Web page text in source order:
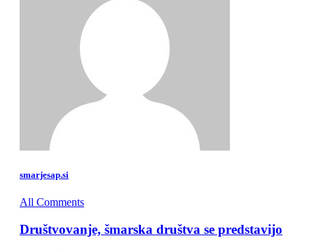
smarjesap.si
All Comments
Društvovanje, šmarska društva se predstavijo